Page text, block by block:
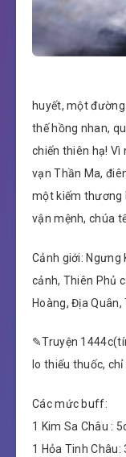
huyết, một
thế hồng nhan,
chiến thiên hạ!
vạn Thần Ma,
một kiếm thương
vận mệnh, chúa
Cảnh giới: Ngưng
cảnh, Thiên Phủ
Hoàng, Địa Quân,
✎Truyện
lo thiếu thuốc,
Các mức buff:
1 Kim Sa Châu :
1 Hỏa Tinh Châu: